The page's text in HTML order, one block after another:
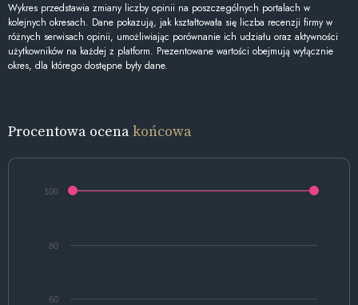
Wykres przedstawia zmiany liczby opinii na poszczególnych portalach w
kolejnych okresach. Dane pokazują, jak kształtowała się liczba recenzji firmy w
różnych serwisach opinii, umożliwiając porównanie ich udziału oraz aktywności
użytkowników na każdej z platform. Prezentowane wartości obejmują wyłącznie
okres, dla którego dostępne były dane.
Procentowa ocenakońcowa
60
80
100